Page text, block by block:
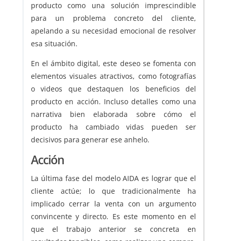
producto como una solución imprescindible
para un problema concreto del cliente,
apelando a su necesidad emocional de resolver
esa situación.
En el ámbito digital, este deseo se fomenta con
elementos visuales atractivos, como fotografías
o videos que destaquen los beneficios del
producto en acción. Incluso detalles como una
narrativa bien elaborada sobre cómo el
producto ha cambiado vidas pueden ser
decisivos para generar ese anhelo.
Acción
La última fase del modelo AIDA es lograr que el
cliente actúe; lo que tradicionalmente ha
implicado cerrar la venta con un argumento
convincente y directo. Es este momento en el
que el trabajo anterior se concreta en